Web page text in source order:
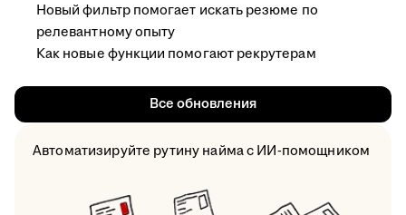
Новый фильтр помогает искать резюме по
релевантному опыту
Как новые функции помогают рекрутерам
Все обновления
Автоматизируйте рутину найма с ИИ-помощником